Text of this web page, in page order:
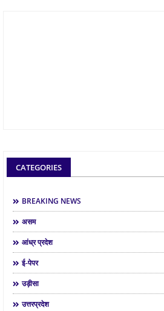
CATEGORIES
BREAKING NEWS
असम
आंध्र प्रदेश
ई-पेपर
उड़ीसा
उत्तरप्रदेश